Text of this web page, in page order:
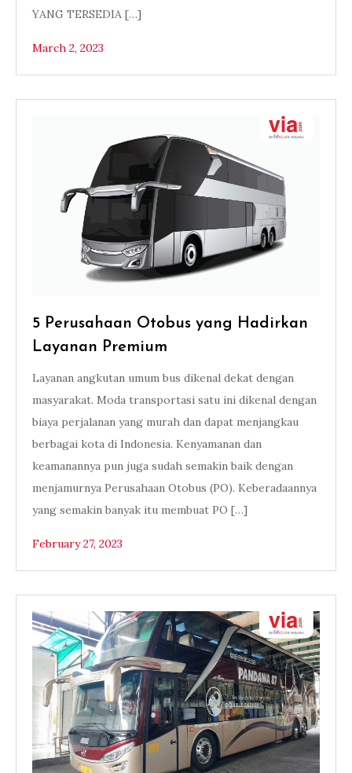
YANG TERSEDIA […]
March 2, 2023
5 Perusahaan Otobus yang Hadirkan
Layanan Premium
Layanan angkutan umum bus dikenal dekat dengan
masyarakat. Moda transportasi satu ini dikenal dengan
biaya perjalanan yang murah dan dapat menjangkau
berbagai kota di Indonesia. Kenyamanan dan
keamanannya pun juga sudah semakin baik dengan
menjamurnya Perusahaan Otobus (PO). Keberadaannya
yang semakin banyak itu membuat PO […]
February 27, 2023